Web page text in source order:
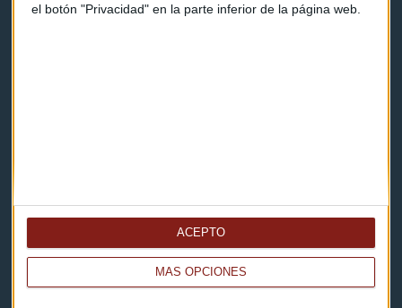
el botón "Privacidad" en la parte inferior de la página web.
MÁS OPCIONES
ACEPTO
Política de privacidad